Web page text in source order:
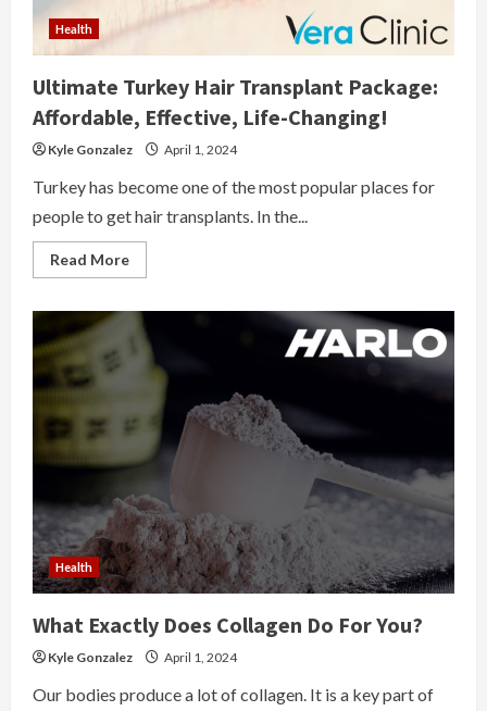
Health
Ultimate Turkey Hair Transplant Package:
Affordable, Effective, Life-Changing!
Kyle Gonzalez April 1, 2024
Turkey has become one of the most popular places for
people to get hair transplants. In the...
Read MoreRead
more
Turkey
Hair
Transplant
Package:
Affordable,
Life-
Changing!
Health
What Exactly Does Collagen Do For You?
Kyle Gonzalez April 1, 2024
Our bodies produce a lot of collagen. It is a key part of